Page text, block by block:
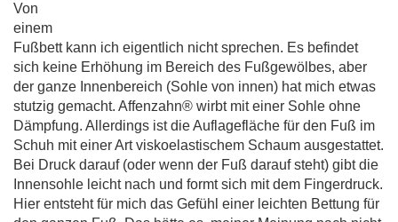
Von
einem
Fußbett kann ich eigentlich nicht sprechen. Es befindet
sich keine Erhöhung im Bereich des Fußgewölbes, aber
der ganze Innenbereich (Sohle von innen) hat mich etwas
stutzig gemacht. Affenzahn® wirbt mit einer Sohle ohne
Dämpfung. Allerdings ist die Auflagefläche für den Fuß im
Schuh mit einer Art viskoelastischem Schaum ausgestattet.
Bei Druck darauf (oder wenn der Fuß darauf steht) gibt die
Innensohle leicht nach und formt sich mit dem Fingerdruck.
Hier entsteht für mich das Gefühl einer leichten Bettung für